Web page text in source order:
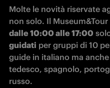
Molte le novità riservate
non solo. Il Museum&Tour
dalle 10:00 alle 17:00
guidati per gruppi di 10
guide in italiano ma
tedesco, spagnolo,
russo.